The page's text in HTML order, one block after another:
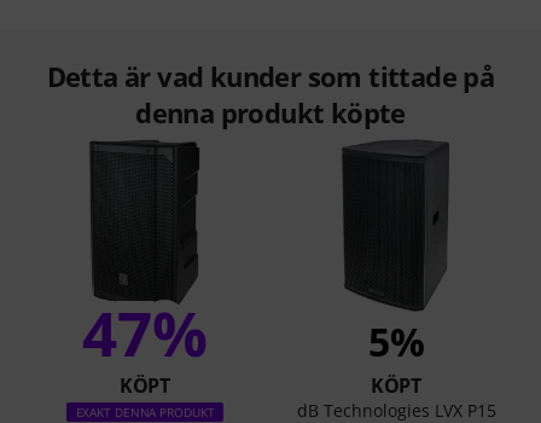
Detta är vad kunder som tittade på
denna produkt köpte
47%
KÖPT
EXAKT DENNA PRODUKT
5%
KÖPT
dB Technologies LVX P15